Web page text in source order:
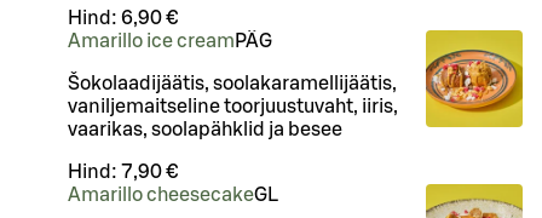
Hind: 6,90 €
Amarillo ice cream PÄG
Šokolaadijäätis, soolakaramellijäätis,
vaniljemaitseline toorjuustuvaht, iiris,
vaarikas, soolapähklid ja besee
Hind: 7,90 €
Amarillo cheesecakeGL